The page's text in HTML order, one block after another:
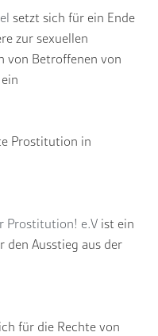
setzt sich für ein Ende
zur sexuellen
von Betroffenen von
Prostitution in
Prostitution! e.V ist ein
den Ausstieg aus der
für die Rechte von